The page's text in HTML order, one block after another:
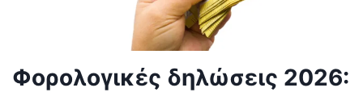
Φορολογικές δηλώσεις 2026: